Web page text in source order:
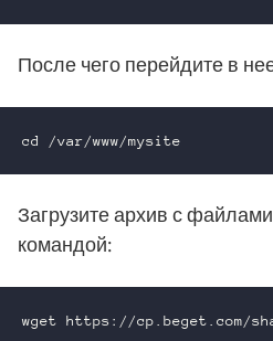
После чего перейдите в
cd /var/www/mysite
Загрузите архив с
командой:
wget https://cp.beget.com/